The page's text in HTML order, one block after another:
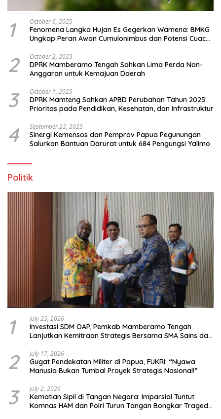
1 October 6, 2025
Fenomena Langka Hujan Es Gegerkan Wamena: BMKG
Ungkap Peran Awan Cumulonimbus dan Potensi Cuaca
2 October 2, 2025
DPRK Mamberamo Tengah Sahkan Lima Perda Non-
Anggaran untuk Kemajuan Daerah
3 October 1, 2025
DPRK Mamteng Sahkan APBD Perubahan Tahun 2025:
Prioritas pada Pendidikan, Kesehatan, dan Infrastruktur
4 September 22, 2025
Sinergi Kemensos dan Pemprov Papua Pegunungan
Salurkan Bantuan Darurat untuk 684 Pengungsi Yalimo
Politik
1 July 25, 2026
Investasi SDM OAP, Pemkab Mamberamo Tengah
Lanjutkan Kemitraan Strategis Bersama SMA Sains dan
2 July 17, 2026
Gugat Pendekatan Militer di Papua, FUKRI: “Nyawa
Manusia Bukan Tumbal Proyek Strategis Nasional!”
3 July 2, 2026
Kematian Sipil di Tangan Negara: Imparsial Tuntut
Komnas HAM dan Polri Turun Tangan Bongkar Tragedi